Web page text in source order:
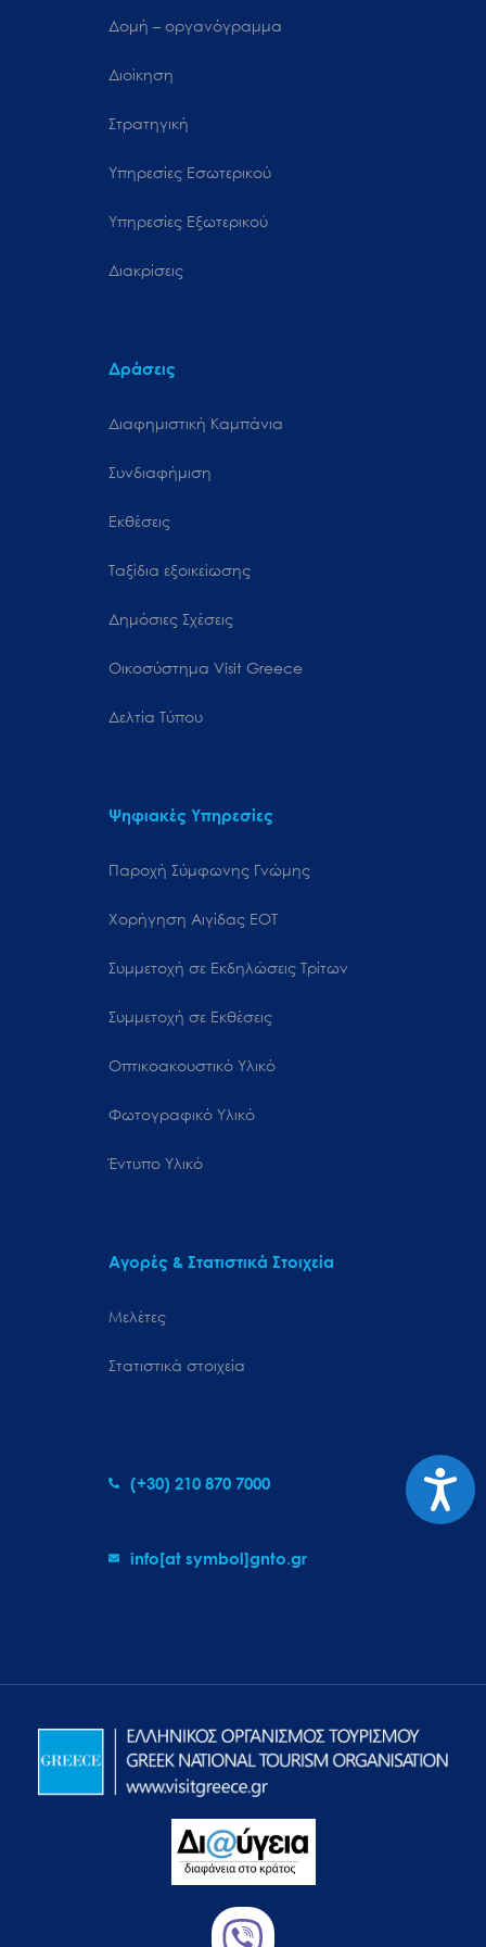
Δομή – οργανόγραμμα
Διοίκηση
Στρατηγική
Υπηρεσίες Εσωτερικού
Υπηρεσίες Εξωτερικού
Διακρίσεις
Δράσεις
Διαφημιστική Καμπάνια
Συνδιαφήμιση
Εκθέσεις
Ταξίδια εξοικείωσης
Δημόσιες Σχέσεις
Oικοσύστημα Visit Greece
Δελτία Τύπου
Ψηφιακές Υπηρεσίες
Παροχή Σύμφωνης Γνώμης
Χορήγηση Αιγίδας ΕΟΤ
Συμμετοχή σε Εκδηλώσεις Τρίτων
Συμμετοχή σε Εκθέσεις
Οπτικοακουστικό Υλικό
Φωτογραφικό Υλικό
Έντυπο Υλικό
Αγορές & Στατιστικά Στοιχεία
Μελέτες
Στατιστικά στοιχεία
(+30) 210 870 7000
info[at symbol]gnto.gr